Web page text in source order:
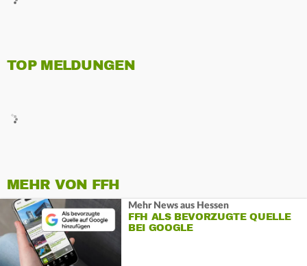
TOP MELDUNGEN
MEHR VON FFH
Mehr News aus Hessen
FFH ALS BEVORZUGTE QUELLE
BEI GOOGLE